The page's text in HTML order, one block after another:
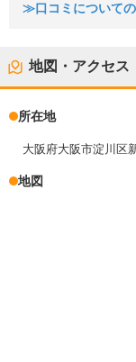
≫口コミについての
地図・アクセス
所在地
大阪府大阪市淀川区
地図